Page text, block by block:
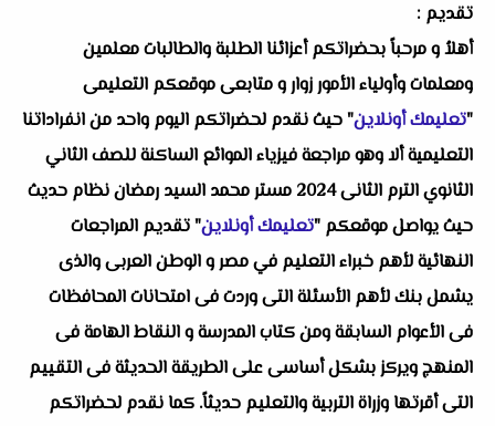
تقديم :
أهلاُ و مرحباً بحضراتكم أعزائنا الطلبة والطالبات معلمين
ومعلمات وأولياء الأمور زوار و متابعى موقعكم التعليمى
"تعليمك أونلاين" حيث نقدم لحضراتكم اليوم واحد من انفراداتنا
التعليمية ألا وهو مراجعة فيزياء الموائع الساكنة للصف الثاني
الثانوي الترم الثانى 2024 مستر محمد السيد رمضان نظام حديث
حيث يواصل موقعكم "تعليمك أونلاين" تقديم المراجعات
النهائية لأهم خبراء التعليم في مصر و الوطن العربى والذى
يشمل بنك لأهم الأسئلة التى وردت فى امتحانات المحافظات
فى الأعوام السابقة ومن كتاب المدرسة و النقاط الهامة فى
المنهج ويركز بشكل أساسى على الطريقة الحديثة فى التقييم
التى أقرتها وزراة التربية والتعليم حديثاً. كما نقدم لحضراتكم